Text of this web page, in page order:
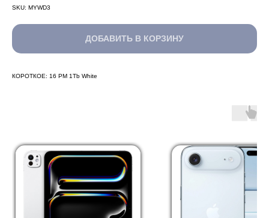
SKU: MYWD3
ДОБАВИТЬ В КОРЗИНУ
КОРОТКОЕ: 16 PM 1Tb White